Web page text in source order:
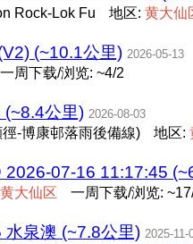
Rock-Lok Fu 地区: 黄大仙
(~10.1公里) 2026-05-13
一周下载/浏览: ~4/2
公里) 2026-08-03
-博康邨落雨後備線) 地区:
2026-07-16 11:17:45
黄大仙区 一周下载/浏览:
泉澳 (~7.8公里) 2025-11-